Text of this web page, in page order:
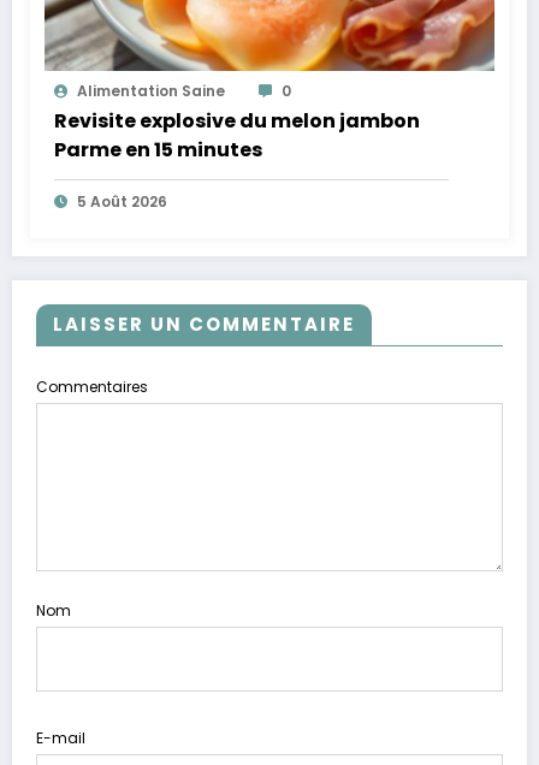
Alimentation Saine 0
Revisite explosive du melon jambon
Parme en 15 minutes
5 Août 2026
LAISSER UN COMMENTAIRE
Commentaires
Nom
E-mail